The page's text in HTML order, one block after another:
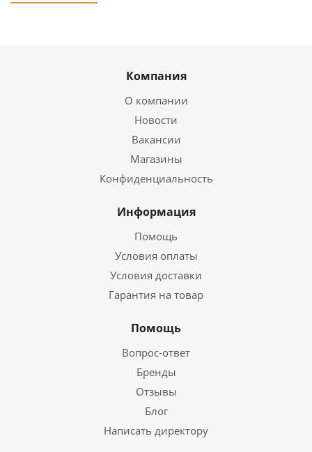
Компания
О компании
Новости
Вакансии
Магазины
Конфиденциальность
Информация
Помощь
Условия оплаты
Условия доставки
Гарантия на товар
Помощь
Вопрос-ответ
Бренды
Отзывы
Блог
Написать директору